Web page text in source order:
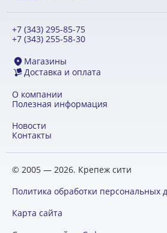
+7 (343) 295-85-75
+7 (343) 255-58-30
Магазины
Доставка и оплата
О компании
Полезная информация
Новости
Контакты
© 2005 — 2026. Крепеж сити
Политика обработки персональных
Карта сайта